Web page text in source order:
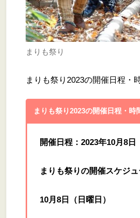
まりも祭り
まりも祭り2023の開催日程・
まりも祭り2023の開催日程・
開催日程：2023年10月8
まりも祭りの開催スケジ
10月8日（日曜日）